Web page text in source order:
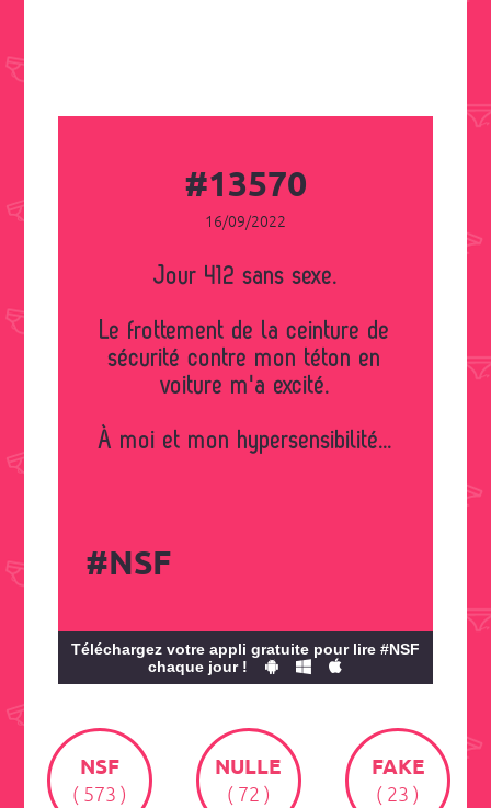
#13570
16/09/2022
Jour 412 sans sexe.
Le frottement de la ceinture de
sécurité contre mon téton en
voiture m'a excité.
À moi et mon hypersensibilité...
#NSF
Téléchargez votre appli gratuite pour lire #NSF
chaque jour !
NSF
( 573 )
NULLE
( 72 )
FAKE
( 23 )